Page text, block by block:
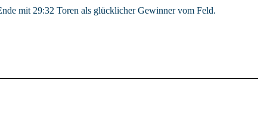
mit 29:32 Toren als glücklicher Gewinner vom Feld.